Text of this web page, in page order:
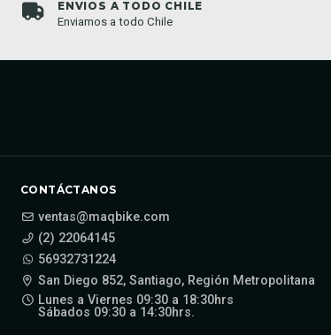
ENVIOS A TODO CHILE
Enviamos a todo Chile
CONTÁCTANOS
ventas@maqbike.com
(2) 22064145
56932731224
San Diego 852, Santiago, Región Metropolitana
Lunes a Viernes 09:30 a 18:30hrs
Sábados 09:30 a 14:30hrs.